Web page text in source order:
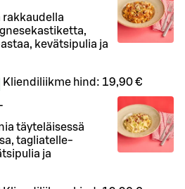
rakkaudella
kevätsipulia ja
Kliendiliikme hind: 19,90 €
täyteläisessä
tagliatelle-
ja